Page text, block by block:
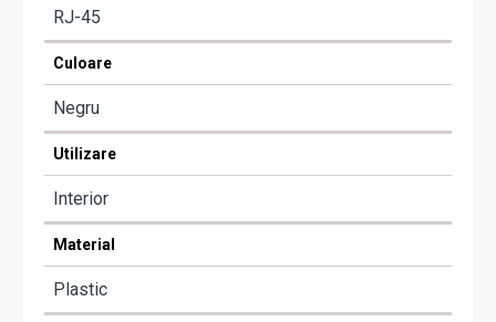
RJ-45
Culoare
Negru
Utilizare
Interior
Material
Plastic